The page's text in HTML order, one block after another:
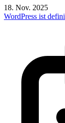
18. Nov. 2025
WordPress ist